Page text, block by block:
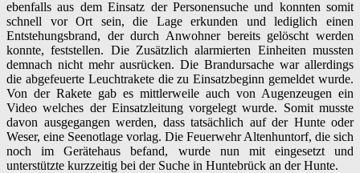
ebenfalls aus dem Einsatz der Personensuche und konnten somit
schnell vor Ort sein, die Lage erkunden und lediglich einen
Entstehungsbrand, der durch Anwohner bereits gelöscht werden
konnte, feststellen. Die Zusätzlich alarmierten Einheiten mussten
demnach nicht mehr ausrücken. Die Brandursache war allerdings
die abgefeuerte Leuchtrakete die zu Einsatzbeginn gemeldet wurde.
Von der Rakete gab es mittlerweile auch von Augenzeugen ein
Video welches der Einsatzleitung vorgelegt wurde. Somit musste
davon ausgegangen werden, dass tatsächlich auf der Hunte oder
Weser, eine Seenotlage vorlag. Die Feuerwehr Altenhuntorf, die sich
noch im Gerätehaus befand, wurde nun mit eingesetzt und
unterstützte kurzzeitig bei der Suche in Huntebrück an der Hunte.